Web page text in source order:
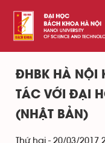
ĐHBK HÀ NỘI
TÁC VỚI ĐẠI
(NHẬT BẢN)
Thứ hai - 20/03/2017